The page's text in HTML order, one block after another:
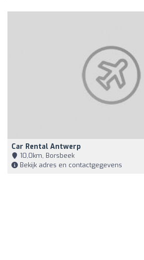
Car Rental Antwerp
10,0km, Borsbeek
Bekijk adres en contactgegevens